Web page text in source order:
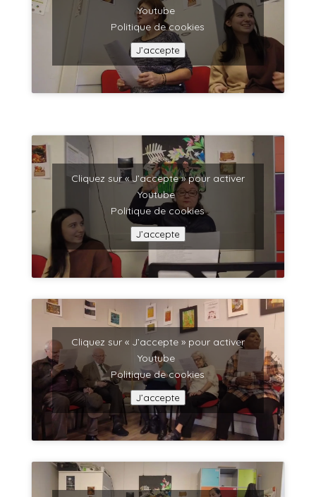
Youtube
Politique de cookies
J’accepte
Cliquez sur « J’accepte » pour activer
Youtube
Politique de cookies
J’accepte
Cliquez sur « J’accepte » pour activer
Youtube
Politique de cookies
J’accepte